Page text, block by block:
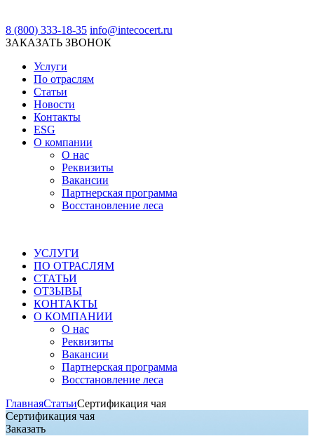
8 (800) 333-18-35 info@intecocert.ru
ЗАКАЗАТЬ ЗВОНОК
Услуги
По отраслям
Статьи
Новости
Контакты
ESG
О компании
О нас
Реквизиты
Вакансии
Партнерская программа
Восстановление леса
УСЛУГИ
ПО ОТРАСЛЯМ
СТАТЬИ
ОТЗЫВЫ
КОНТАКТЫ
О КОМПАНИИ
О нас
Реквизиты
Вакансии
Партнерская программа
Восстановление леса
ГлавнаяСтатьиСертификация чая
Сертификация чая
Заказать